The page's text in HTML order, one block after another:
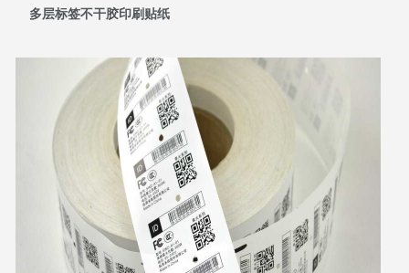
多层标签不干胶印刷贴纸